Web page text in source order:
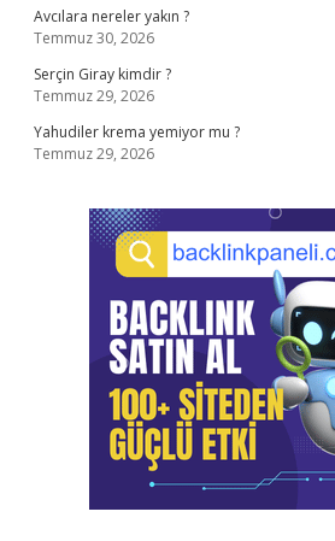
Avcılara nereler yakın ?
Temmuz 30, 2026
Serçin Giray kimdir ?
Temmuz 29, 2026
Yahudiler krema yemiyor mu ?
Temmuz 29, 2026